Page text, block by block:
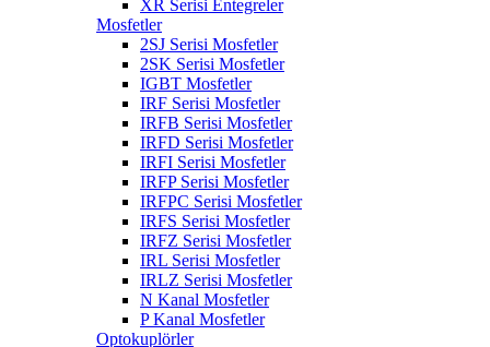
XR Serisi Entegreler
Mosfetler
2SJ Serisi Mosfetler
2SK Serisi Mosfetler
IGBT Mosfetler
IRF Serisi Mosfetler
IRFB Serisi Mosfetler
IRFD Serisi Mosfetler
IRFI Serisi Mosfetler
IRFP Serisi Mosfetler
IRFPC Serisi Mosfetler
IRFS Serisi Mosfetler
IRFZ Serisi Mosfetler
IRL Serisi Mosfetler
IRLZ Serisi Mosfetler
N Kanal Mosfetler
P Kanal Mosfetler
Optokuplörler